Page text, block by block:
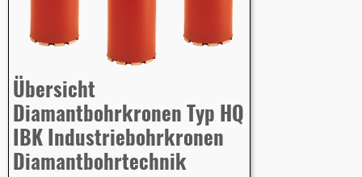
Übersicht
Diamantbohrkronen Typ HQ
IBK Industriebohrkronen
Diamantbohrtechnik